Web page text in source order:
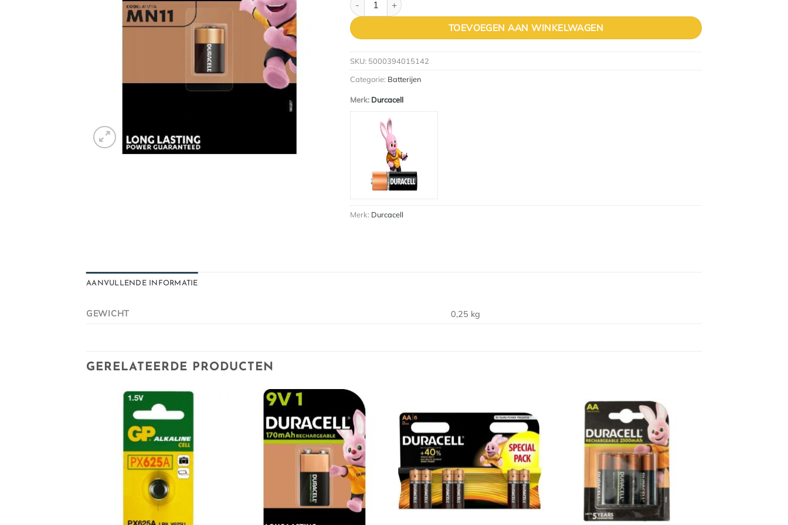
TOEVOEGEN AAN WINKELWAGEN
SKU: 5000394015142
Categorie: Batterijen
Merk: Durcacell
Merk: Durcacell
AANVULLENDE INFORMATIE
GEWICHT 0,25 kg
GERELATEERDE PRODUCTEN